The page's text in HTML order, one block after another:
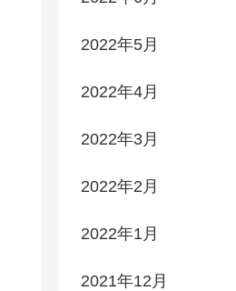
2022年5月
2022年4月
2022年3月
2022年2月
2022年1月
2021年12月